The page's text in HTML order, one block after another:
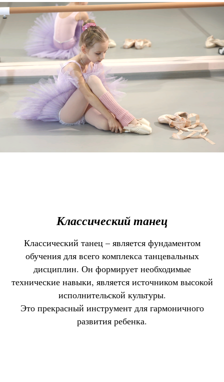
Классический танец
Классический танец – является фундаментом
обучения для всего комплекса танцевальных
дисциплин. Он формирует необходимые
технические навыки, является источником высокой
исполнительской культуры.
Это прекрасный инструмент для гармоничного
развития ребенка.